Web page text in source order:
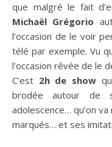
que malgré le fait
Michaël Grégorio
l’occasion de le voir
télé par exemple. Vu
l’occasion rêvée de le
C’est 2h de show
brodée autour de
adolescence… qu’on
marqués… et ses